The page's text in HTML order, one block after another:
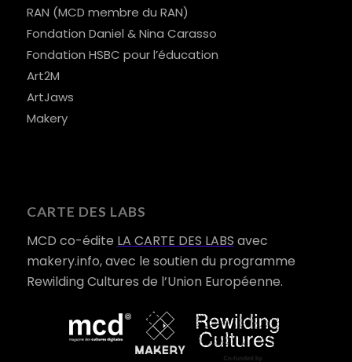
RAN (MCD membre du RAN)
Fondation Daniel & Nina Carasso
Fondation HSBC pour l’éducation
Art2M
ArtJaws
Makery
CARTE DES LABS
MCD co-édite LA CARTE DES LABS avec
makery.info, avec le soutien du programme
Rewilding Cultures de l’Union Européenne.